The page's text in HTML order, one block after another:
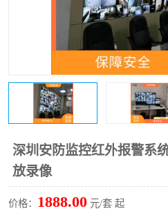
深圳安防监控红外报警系
放录像
价格： 1888.00 元/套 起